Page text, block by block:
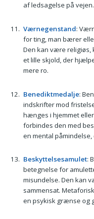
af ledsagelse på vejen.
Værnegenstand:
for ting, man bærer
Den kan være religiøs,
et lille skjold, der
mere ro.
Benediktmedalje:
indskrifter mod
hænges i hjemmet
forbindes den med
en mental
Beskyttelsesamulet:
betegnelse for
misundelse. Den kan
sammensat.
en psykisk grænse og